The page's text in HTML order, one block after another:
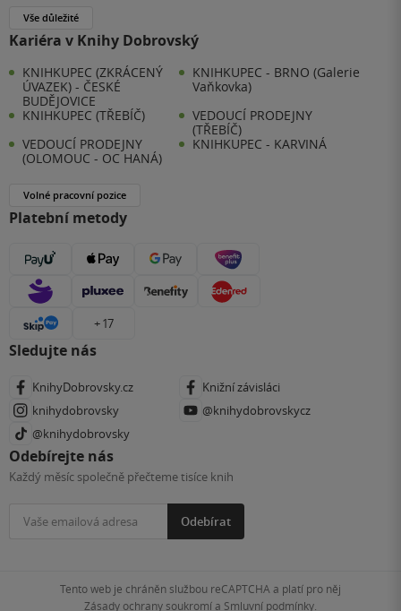
Vše důležité
Kariéra v Knihy Dobrovský
KNIHKUPEC (ZKRÁCENÝ
ÚVAZEK) - ČESKÉ
BUDĚJOVICE
KNIHKUPEC - BRNO (Galerie
Vaňkovka)
KNIHKUPEC (TŘEBÍČ)
VEDOUCÍ PRODEJNY
(TŘEBÍČ)
VEDOUCÍ PRODEJNY
(OLOMOUC - OC HANÁ)
KNIHKUPEC - KARVINÁ
Volné pracovní pozice
Platební metody
+ 17
Sledujte nás
KnihyDobrovsky.cz
Knižní závisláci
knihydobrovsky
@knihydobrovskycz
@knihydobrovsky
Odebírejte nás
Každý měsíc společně přečteme tisíce knih
Odebírat
Tento web je chráněn službou reCAPTCHA a platí pro něj
Zásady ochrany soukromía Smluvní podmínky.